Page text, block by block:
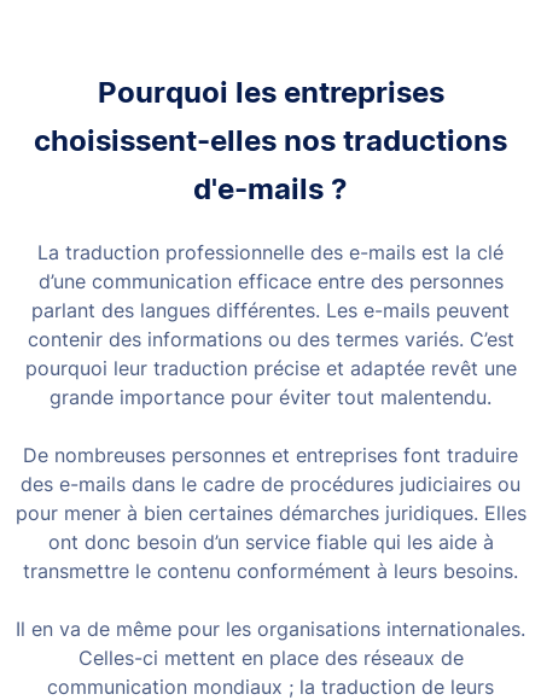
Pourquoi les entreprises
choisissent-elles nos traductions
d'e-mails ?
La traduction professionnelle des e-mails est la clé
d’une communication efficace entre des personnes
parlant des langues différentes. Les e-mails peuvent
contenir des informations ou des termes variés. C’est
pourquoi leur traduction précise et adaptée revêt une
grande importance pour éviter tout malentendu.
De nombreuses personnes et entreprises font traduire
des e-mails dans le cadre de procédures judiciaires ou
pour mener à bien certaines démarches juridiques. Elles
ont donc besoin d’un service fiable qui les aide à
transmettre le contenu conformément à leurs besoins.
Il en va de même pour les organisations internationales.
Celles-ci mettent en place des réseaux de
communication mondiaux ; la traduction de leurs